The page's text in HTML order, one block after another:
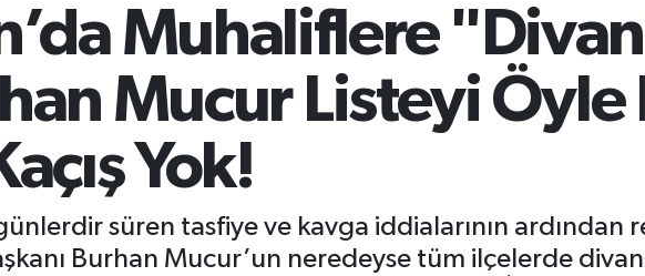
Muhaliflere
Mucur Listeyi Öyle
Yok!
süren tasfiye ve kavga iddialarının ardından
Burhan Mucur’un neredeyse tüm ilçelerde